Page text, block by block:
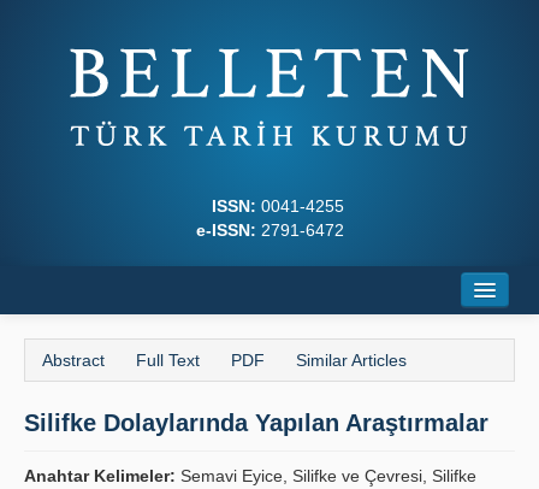
ISSN: 0041-4255
e-ISSN: 2791-6472
About
Journal Boards
Writing Rules
Abstract Full Text PDF Similar Articles
Silifke Dolaylarında Yapılan Araştırmalar
Anahtar Kelimeler: Semavi Eyice, Silifke ve Çevresi, Silifke